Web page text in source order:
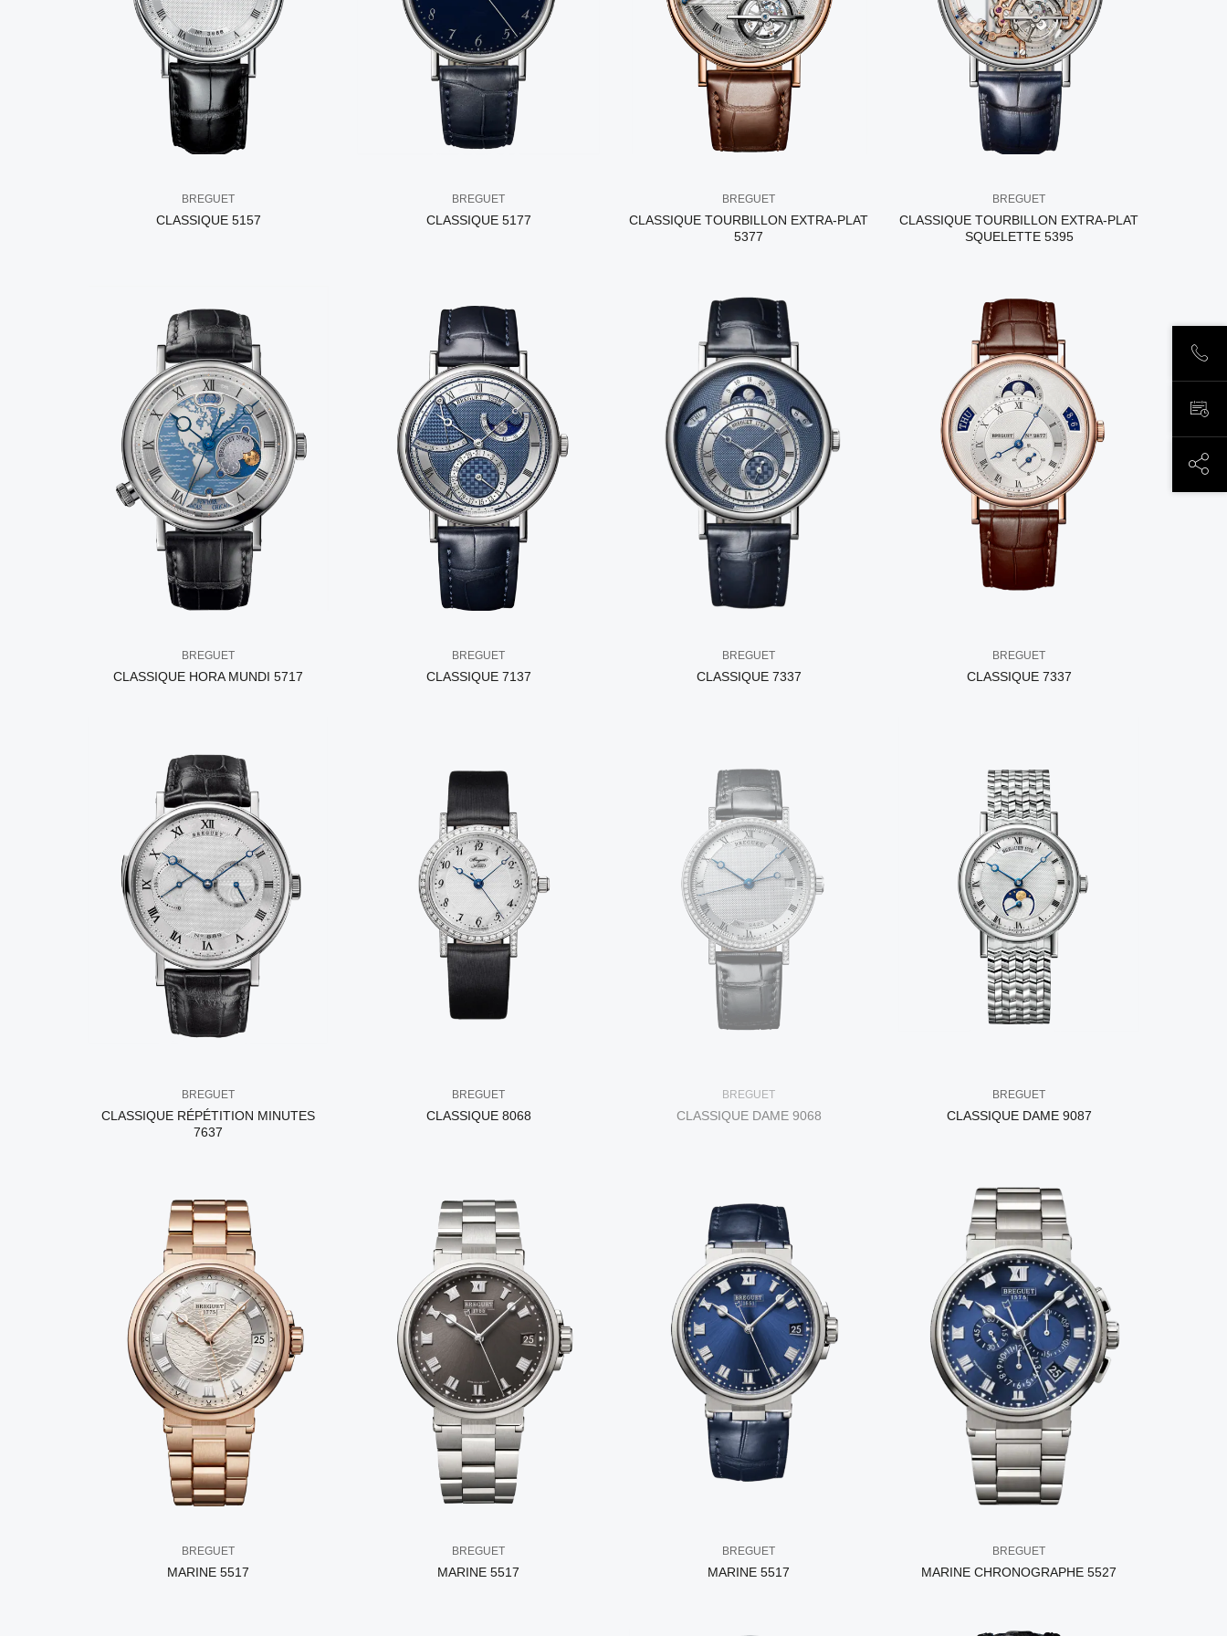
BREGUET
CLASSIQUE 5157
BREGUET
CLASSIQUE 5177
BREGUET
CLASSIQUE TOURBILLON EXTRA-PLAT
5377
BREGUET
CLASSIQUE TOURBILLON EXTRA-PLAT
SQUELETTE 5395
BREGUET
CLASSIQUE HORA MUNDI 5717
BREGUET
CLASSIQUE 7137
BREGUET
CLASSIQUE 7337
BREGUET
CLASSIQUE 7337
BREGUET
CLASSIQUE RÉPÉTITION MINUTES
7637
BREGUET
CLASSIQUE 8068
BREGUET
CLASSIQUE DAME 9068
BREGUET
CLASSIQUE DAME 9087
BREGUET
MARINE 5517
BREGUET
MARINE 5517
BREGUET
MARINE 5517
BREGUET
MARINE CHRONOGRAPHE 5527